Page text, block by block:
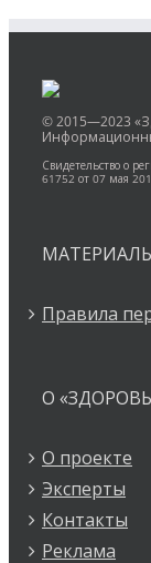
© 2015—2023
Свидетельство о
61752 от 07 мая
Правила
О
О проекте
Эксперты
Контакты
Реклама